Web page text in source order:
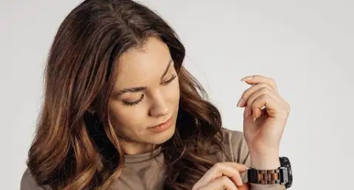
Rannekkeen materiaali: Pähkinäpuu Rannekkeen leveys: 22 mm
Rannekkeen pituus: Helposti säädettävä 185 mm RANNEKKEET
GARMIN RANNEKELLOIHIN Toiveenne on kuultu!
Asiakkaidemme pyynnöstä markkinoille tuodut Garmin kelloihin
yhteensopivat Havun puiset rannekkeet ovat nyt saatavilla. Ranneke
kiinnittyy kelloon helposti QuickFit-tekniikalla. Sen ansiosta
rannekkeen irrottaminen ja kiinnittäminen tapahtuu vain
napsauttamalla, eikä erillisiä kiinnitystyökaluja tarvita.Tällä
rannekkeella muutat kellosi ilmeen hetkessä sporttisemmasta